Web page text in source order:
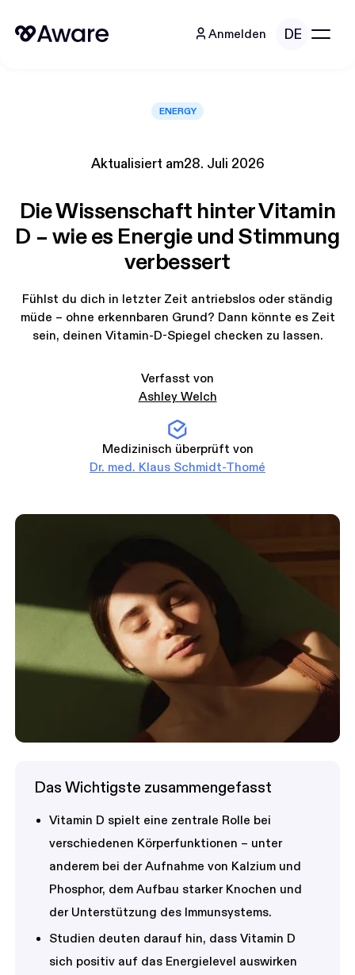
Anmelden DE
ENERGY
Aktualisiert am28. Juli 2026
Die Wissenschaft hinter Vitamin
D – wie es Energie und Stimmung
verbessert
Fühlst du dich in letzter Zeit antriebslos oder ständig
müde – ohne erkennbaren Grund? Dann könnte es Zeit
sein, deinen Vitamin-D-Spiegel checken zu lassen.
Verfasst von
Ashley Welch
Medizinisch überprüft von
Dr. med. Klaus Schmidt-Thomé
Das Wichtigste zusammengefasst
Vitamin D spielt eine zentrale Rolle bei
verschiedenen Körperfunktionen – unter
anderem bei der Aufnahme von Kalzium und
Phosphor, dem Aufbau starker Knochen und
der Unterstützung des Immunsystems.
Studien deuten darauf hin, dass Vitamin D
sich positiv auf das Energielevel auswirken